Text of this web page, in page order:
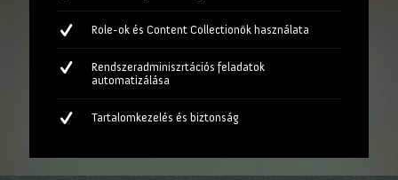
Role-ok és Content Collectionök használata
Rendszeradminiszrtációs feladatok
automatizálása
Tartalomkezelés és biztonság